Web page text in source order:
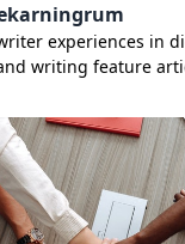
experiences in
writing feature